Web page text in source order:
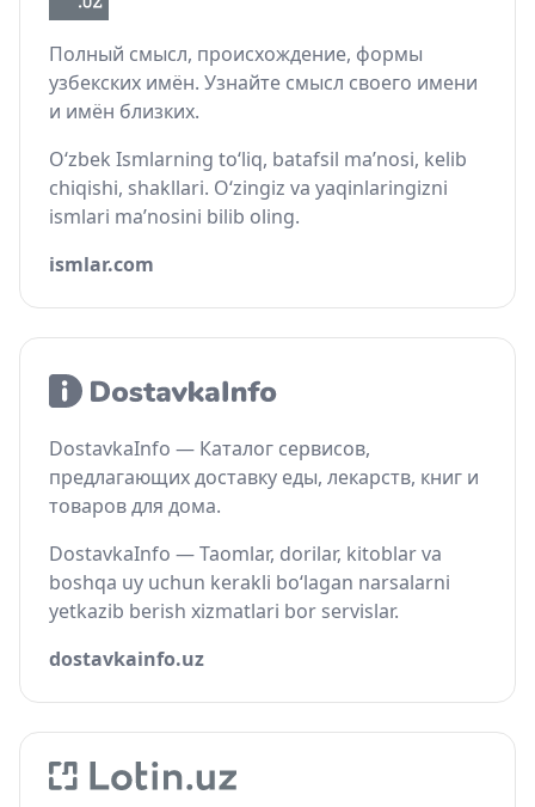
Полный смысл, происхождение, формы
узбекских имён. Узнайте смысл своего имени
и имён близких.
O‘zbek Ismlarning to‘liq, batafsil ma’nosi, kelib
chiqishi, shakllari. O‘zingiz va yaqinlaringizni
ismlari ma’nosini bilib oling.
ismlar.com
DostavkaInfo — Каталог сервисов,
предлагающих доставку еды, лекарств, книг и
товаров для дома.
DostavkaInfo — Taomlar, dorilar, kitoblar va
boshqa uy uchun kerakli bo‘lagan narsalarni
yetkazib berish xizmatlari bor servislar.
dostavkainfo.uz